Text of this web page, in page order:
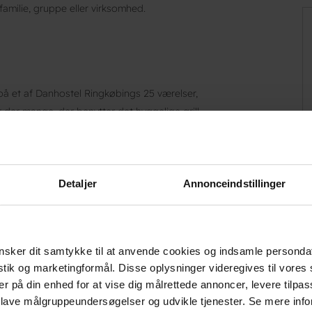
Detaljer Annonceindstillinger
dit samtykke til at anvende cookies og indsamle
og marketingformål. Disse oplysninger videregives til vores
på din enhed for at vise dig målrettede annoncer, levere
målgruppeundersøgelser og udvikle tjenester. Se mere
gruppe eller virksomhed.
et af Danhostel Ringkøbings 25 værelser,
mange, der benytter det hyggelige grill-
der flere store opholdsrum, hvor man kan
møder, workshops eller anden
Ringkøbing. Endeligt der også mange, der
eller lignende, hvor det kræves, at man i
nærheden af sit arbejde.